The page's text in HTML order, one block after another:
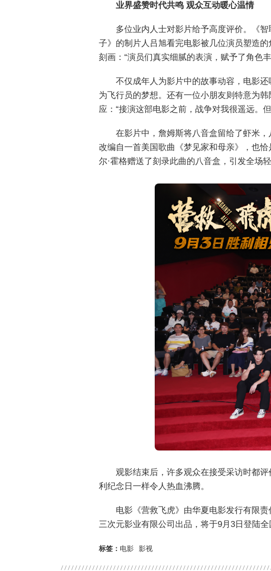
业界盛赞时代共鸣 观众互动暖心温情
多位业内人士对影片给予高度评价。《
子》的制片人吕旭看完电影被几位演员塑造
刻画：“演员们真实细腻的表演，赋予了角色
不仅成年人为影片中的故事动容，电影
为飞行员的梦想。还有一位小朋友则特意为
应：“接演这部电影之前，战争对我很遥远。
在影片中，詹姆斯将八音盒留给了虾米
改编自一首美国歌曲《梦见家和母亲》，也
尔·霍格赠送了刻录此曲的八音盒，引发全场
观影结束后，许多观众在接受采访时都
利纪念日一样令人热血沸腾。
电影《营救飞虎》由华夏电影发行有限
三次元影业有限公司出品，将于9月3日登陆全
标签： 电影 影视